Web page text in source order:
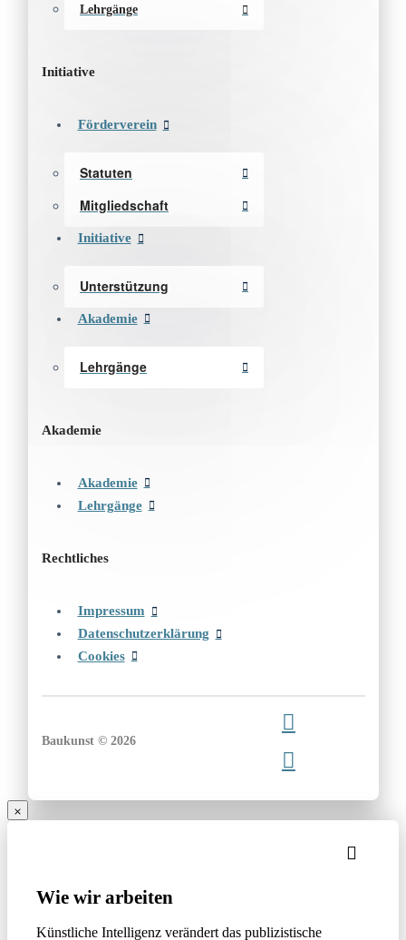
Lehrgänge
Initiative
Förderverein
Statuten
Mitgliedschaft
Initiative
Unterstützung
Akademie
Lehrgänge
Akademie
Akademie
Lehrgänge
Rechtliches
Impressum
Datenschutzerklärung
Cookies
Baukunst © 2026
Wie wir arbeiten
Künstliche Intelligenz verändert das publizistische